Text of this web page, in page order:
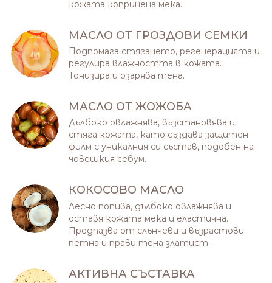
кожата копринена мека.
МАСЛО ОТ ГРОЗДОВИ СЕМКИ
Подпомага стягането, регенерацията и
регулира влажността в кожата.
Тонизира и озарява тена.
МАСЛО ОТ ЖОЖОБА
Дълбоко овлажнява, възстановява и
стяга кожата, като създава защитен
филм с уникалния си състав, подобен на
човешкия себум.
КОКОСОВО МАСЛО
Лесно попива, дълбоко овлажнява и
oставя кожата мека и еластична.
Предпазва от слънчеви и възрастови
петна и прави тена златист.
АКТИВНА СЪСТАВКА